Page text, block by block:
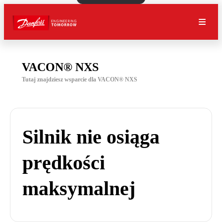
VACON® NXS
Tutaj znajdziesz wsparcie dla VACON® NXS
Silnik nie osiąga
prędkości
maksymalnej